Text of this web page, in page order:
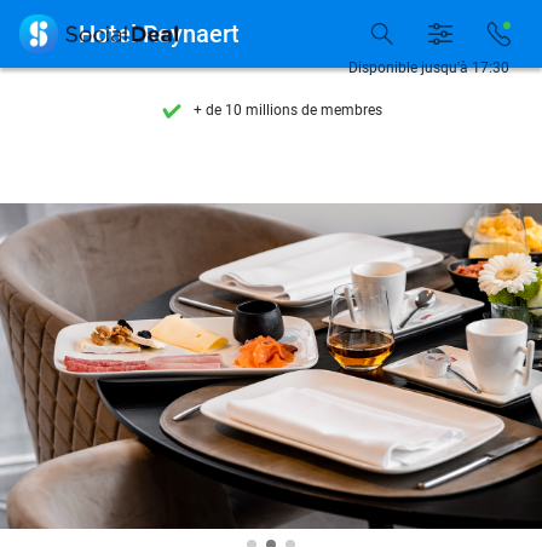
Disponible 7 jours par semaine
+ de 10 millions de membres
Disponible 7 jours par semaine
+ de 10 millions de membres
Disponible jusqu'à 17:30
 Hotel Reynaert